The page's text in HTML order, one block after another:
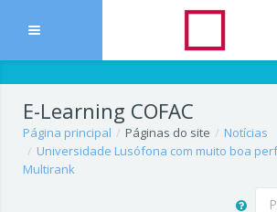
Expandir
E-Learning COFAC
Página principal Páginas do site
Notícias
Universidade Lusófona com muito boa
Multirank